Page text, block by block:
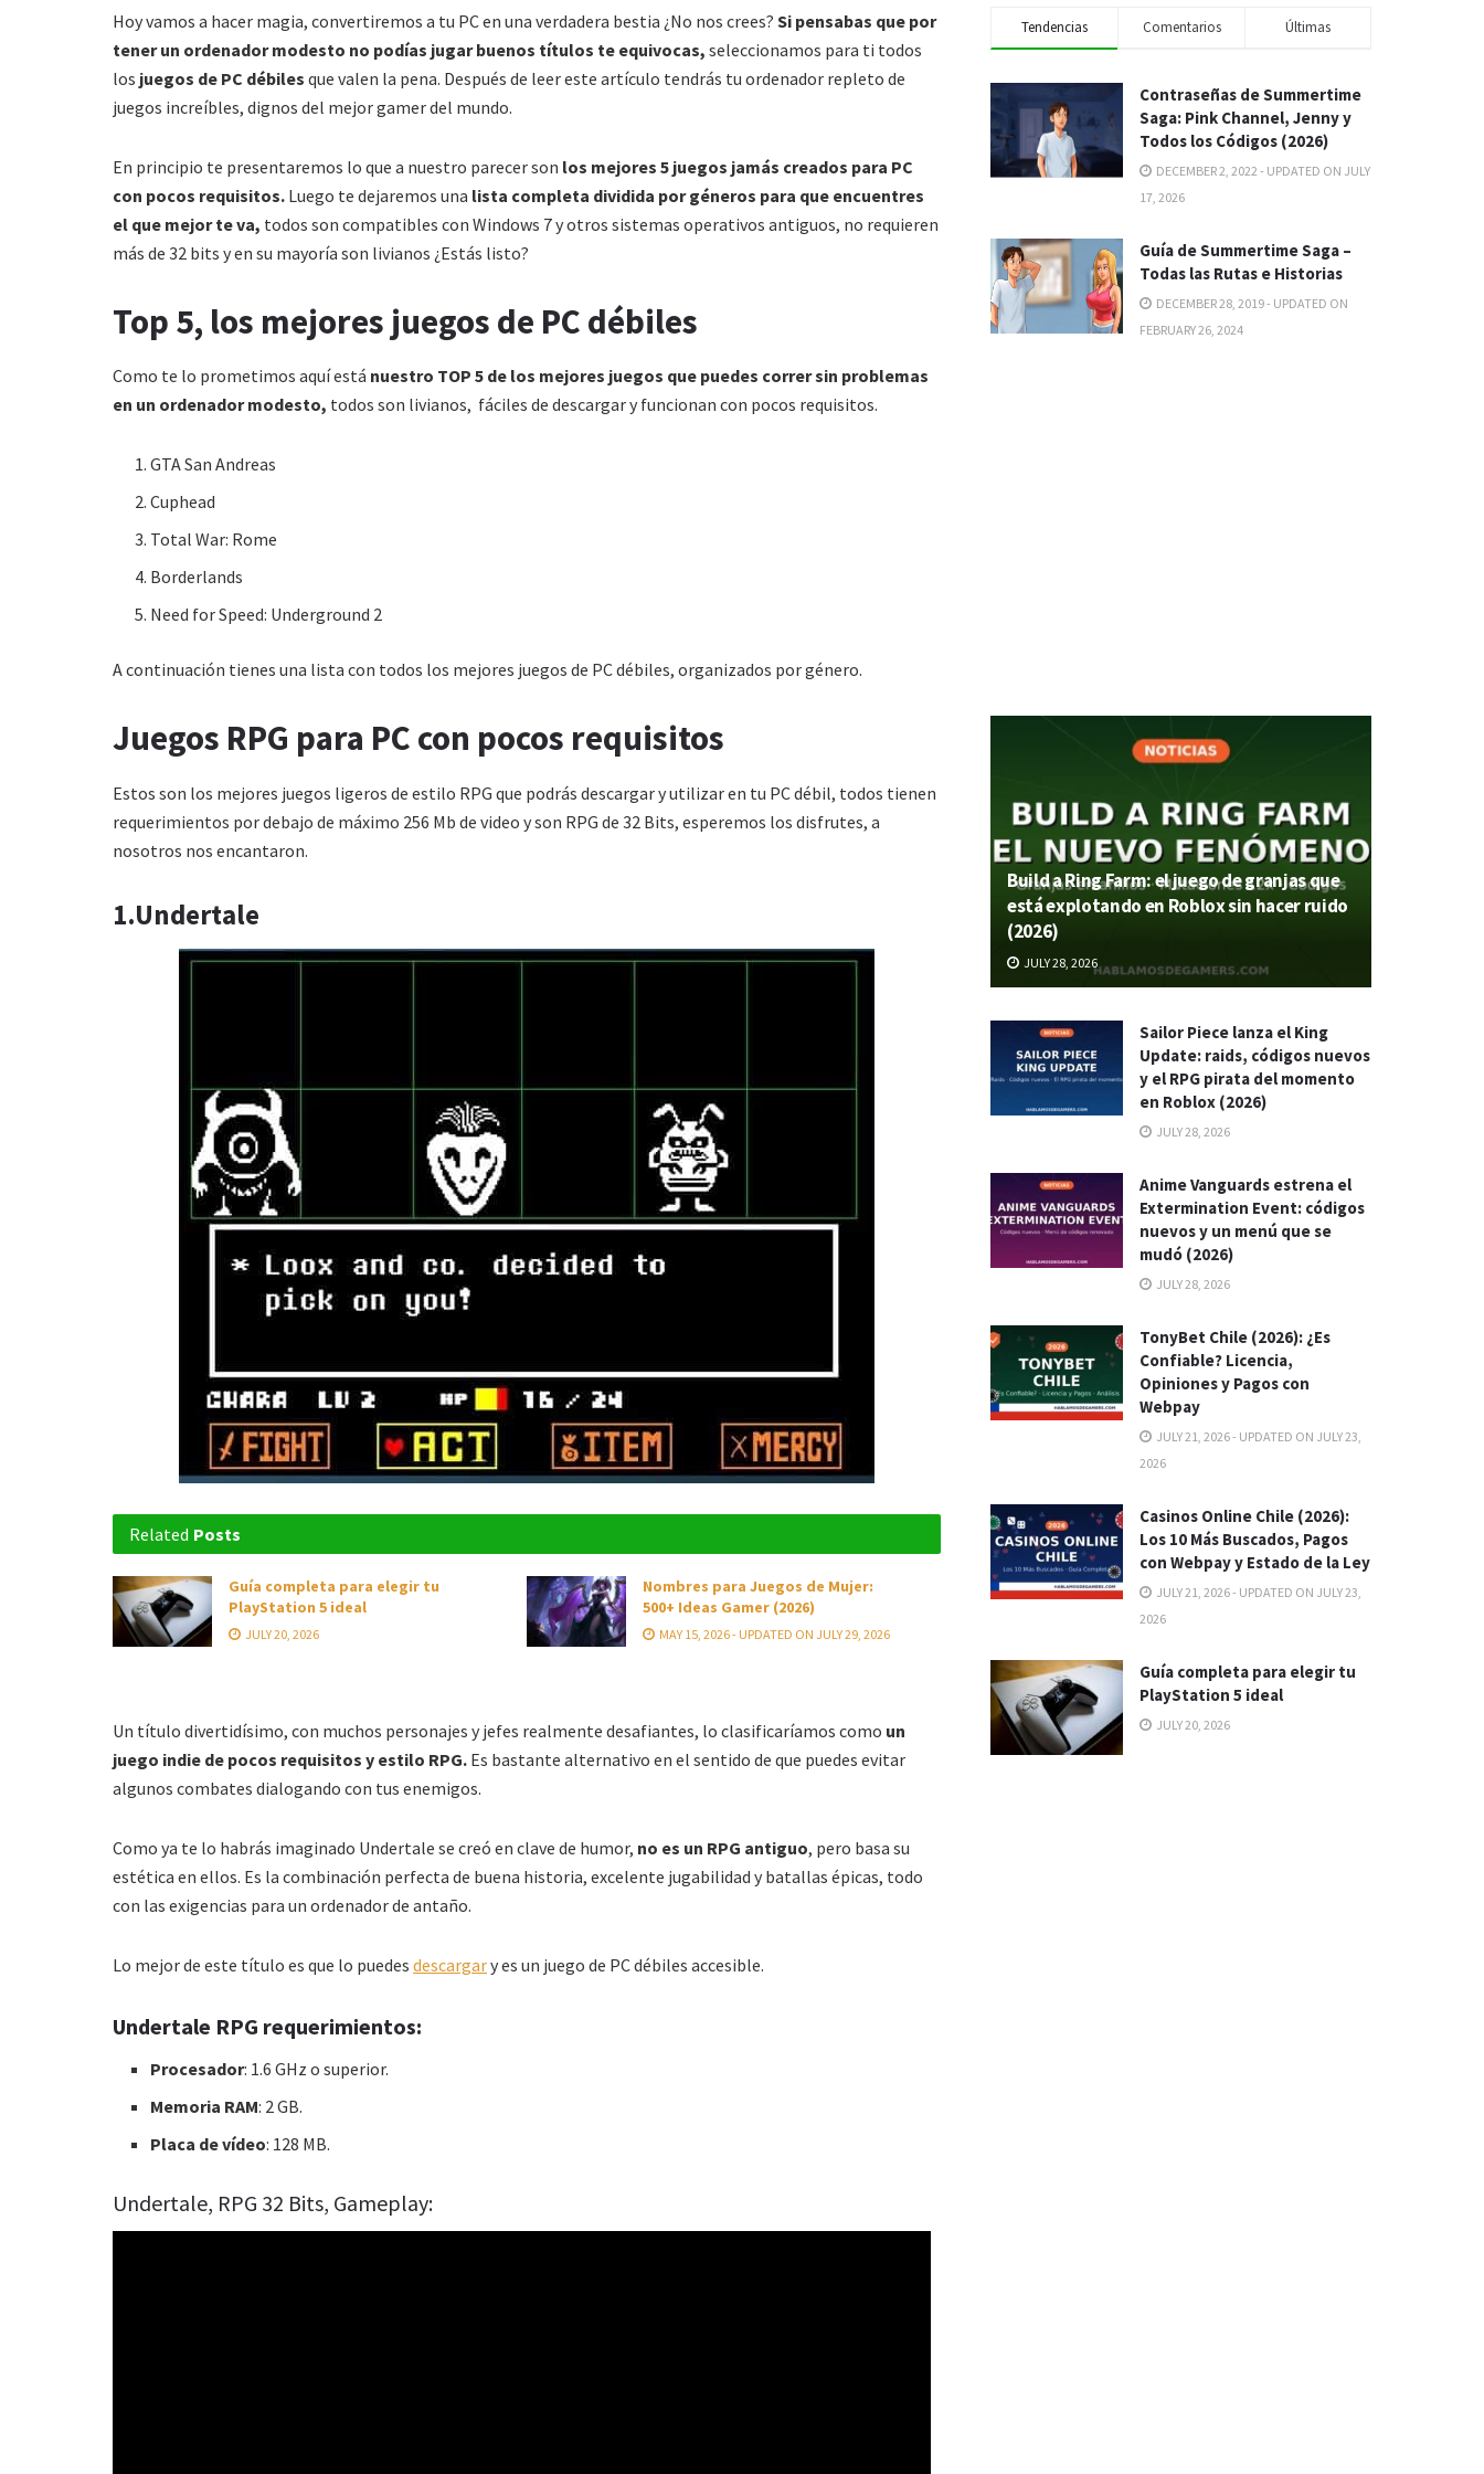
Hoy vamos a hacer magia, convertiremos a tu PC en una verdadera bestia ¿No nos crees? Si pensabas que por
tener un ordenador modesto no podías jugar buenos títulos te equivocas, seleccionamos para ti todos
los juegos de PC débiles que valen la pena. Después de leer este artículo tendrás tu ordenador repleto de
juegos increíbles, dignos del mejor gamer del mundo.
En principio te presentaremos lo que a nuestro parecer son los mejores 5 juegos jamás creados para PC
con pocos requisitos. Luego te dejaremos una lista completa dividida por géneros para que encuentres
el que mejor te va, todos son compatibles con Windows 7 y otros sistemas operativos antiguos, no requieren
más de 32 bits y en su mayoría son livianos ¿Estás listo?
Top 5, los mejores juegos de PC débiles
Como te lo prometimos aquí está nuestro TOP 5 de los mejores juegos que puedes correr sin problemas
en un ordenador modesto, todos son livianos, fáciles de descargar y funcionan con pocos requisitos.
GTA San Andreas
Cuphead
Total War: Rome
Borderlands
Need for Speed: Underground 2
A continuación tienes una lista con todos los mejores juegos de PC débiles, organizados por género.
Juegos RPG para PC con pocos requisitos
Estos son los mejores juegos ligeros de estilo RPG que podrás descargar y utilizar en tu PC débil, todos tienen
requerimientos por debajo de máximo 256 Mb de video y son RPG de 32 Bits, esperemos los disfrutes, a
nosotros nos encantaron.
1.Undertale
Related Posts
Guía completa para elegir tu
PlayStation 5 ideal
JULY 20, 2026
Nombres para Juegos de Mujer:
500+ Ideas Gamer (2026)
MAY 15, 2026 - UPDATED ON JULY 29, 2026
Un título divertidísimo, con muchos personajes y jefes realmente desafiantes, lo clasificaríamos como un
juego indie de pocos requisitos y estilo RPG. Es bastante alternativo en el sentido de que puedes evitar
algunos combates dialogando con tus enemigos.
Como ya te lo habrás imaginado Undertale se creó en clave de humor, no es un RPG antiguo, pero basa su
estética en ellos. Es la combinación perfecta de buena historia, excelente jugabilidad y batallas épicas, todo
con las exigencias para un ordenador de antaño.
Lo mejor de este título es que lo puedes descargary es un juego de PC débiles accesible.
Undertale RPG requerimientos:
Procesador: 1.6 GHz o superior.
Memoria RAM: 2 GB.
Placa de vídeo: 128 MB.
Undertale, RPG 32 Bits, Gameplay:
Tendencias Comentarios Últimas
Contraseñas de Summertime
Saga: Pink Channel, Jenny y
Todos los Códigos (2026)
DECEMBER 2, 2022 - UPDATED ON JULY
17, 2026
Guía de Summertime Saga –
Todas las Rutas e Historias
DECEMBER 28, 2019 - UPDATED ON
FEBRUARY 26, 2024
Build a Ring Farm: el juego de granjas que
está explotando en Roblox sin hacer ruido
(2026)
JULY 28, 2026
Sailor Piece lanza el King
Update: raids, códigos nuevos
y el RPG pirata del momento
en Roblox (2026)
JULY 28, 2026
Anime Vanguards estrena el
Extermination Event: códigos
nuevos y un menú que se
mudó (2026)
JULY 28, 2026
TonyBet Chile (2026): ¿Es
Confiable? Licencia,
Opiniones y Pagos con
Webpay
JULY 21, 2026 - UPDATED ON JULY 23,
2026
Casinos Online Chile (2026):
Los 10 Más Buscados, Pagos
con Webpay y Estado de la Ley
JULY 21, 2026 - UPDATED ON JULY 23,
2026
Guía completa para elegir tu
PlayStation 5 ideal
JULY 20, 2026